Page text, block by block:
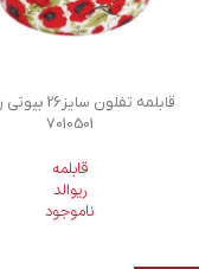
قابلمه تفلون
7010501
قابلمه
ریوالد
ناموجود